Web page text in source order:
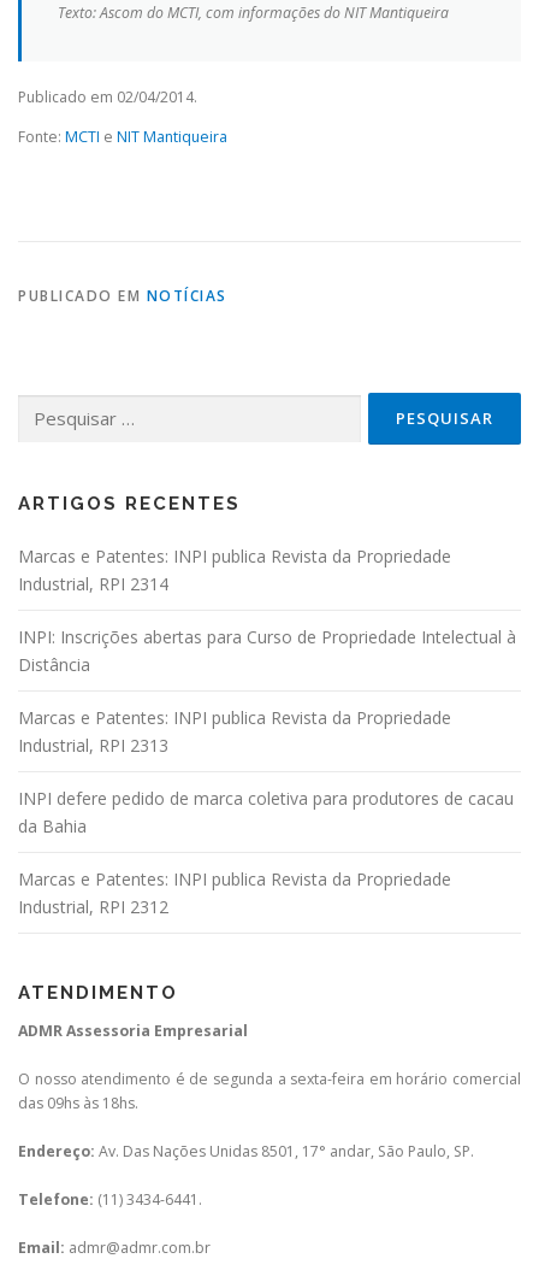
Texto: Ascom do MCTI, com informações do NIT Mantiqueira
Publicado em 02/04/2014.
Fonte: MCTI e NIT Mantiqueira
PUBLICADO EM NOTÍCIAS
ARTIGOS RECENTES
Marcas e Patentes: INPI publica Revista da Propriedade
Industrial, RPI 2314
INPI: Inscrições abertas para Curso de Propriedade Intelectual à
Distância
Marcas e Patentes: INPI publica Revista da Propriedade
Industrial, RPI 2313
INPI defere pedido de marca coletiva para produtores de cacau
da Bahia
Marcas e Patentes: INPI publica Revista da Propriedade
Industrial, RPI 2312
ATENDIMENTO
ADMR Assessoria Empresarial
O nosso atendimento é de segunda a sexta-feira em horário comercial
das 09hs às 18hs.
Endereço: Av. Das Nações Unidas 8501, 17° andar, São Paulo, SP.
Telefone: (11) 3434-6441.
Email: admr@admr.com.br